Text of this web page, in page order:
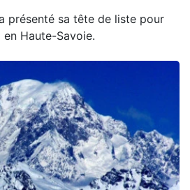
présenté sa tête de liste pour
Haute-Savoie.